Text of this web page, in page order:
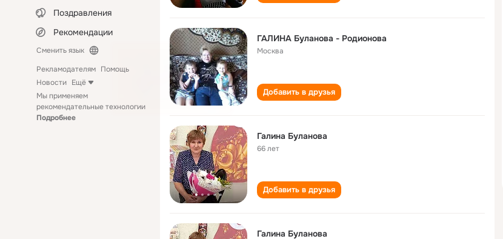
Поздравления
Рекомендации
Сменить язык
Рекламодателям Помощь
Новости Ещё
Мы применяем
рекомендательные технологии
Подробнее
ГАЛИНА Буланова - Родионова
Москва
Добавить в друзья
Галина Буланова
66 лет
Добавить в друзья
Галина Буланова